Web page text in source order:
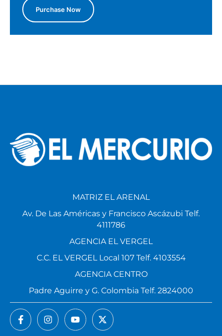
Purchase Now
MATRIZ EL ARENAL
Av. De Las Américas y Francisco Ascázubi Telf.
4111786
AGENCIA EL VERGEL
C.C. EL VERGEL Local 107 Telf. 4103554
AGENCIA CENTRO
Padre Aguirre y G. Colombia Telf. 2824000